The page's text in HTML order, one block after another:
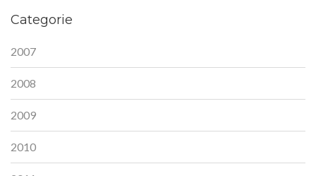
Categorie
2007
2008
2009
2010